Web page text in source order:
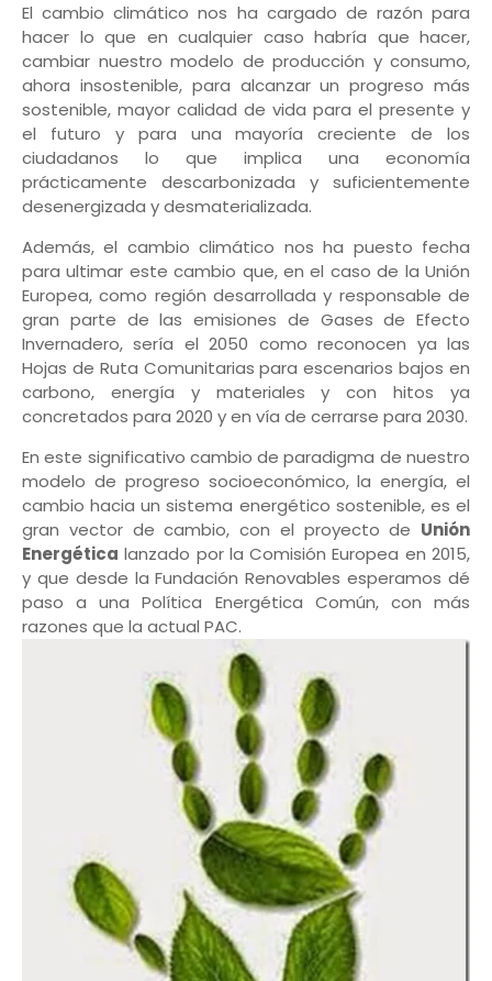
El cambio climático nos ha cargado de razón para
hacer lo que en cualquier caso habría que hacer,
cambiar nuestro modelo de producción y consumo,
ahora insostenible, para alcanzar un progreso más
sostenible, mayor calidad de vida para el presente y
el futuro y para una mayoría creciente de los
ciudadanos lo que implica una economía
prácticamente descarbonizada y suficientemente
desenergizada y desmaterializada.
Además, el cambio climático nos ha puesto fecha
para ultimar este cambio que, en el caso de la Unión
Europea, como región desarrollada y responsable de
gran parte de las emisiones de Gases de Efecto
Invernadero, sería el 2050 como reconocen ya las
Hojas de Ruta Comunitarias para escenarios bajos en
carbono, energía y materiales y con hitos ya
concretados para 2020 y en vía de cerrarse para 2030.
En este significativo cambio de paradigma de nuestro
modelo de progreso socioeconómico, la energía, el
cambio hacia un sistema energético sostenible, es el
gran vector de cambio, con el proyecto de Unión
Energética lanzado por la Comisión Europea en 2015,
y que desde la Fundación Renovables esperamos dé
paso a una Política Energética Común, con más
razones que la actual PAC.